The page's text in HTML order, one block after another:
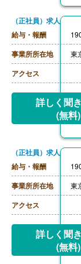
（正社員）求人
給与・報酬
事業所所在地
アクセス
詳しく聞
(無料)
（正社員）求人
給与・報酬
事業所所在地
アクセス
詳しく聞
(無料)